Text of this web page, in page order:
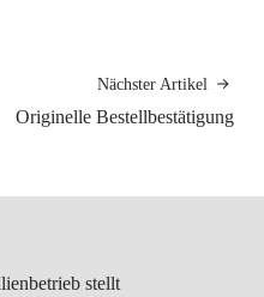
Nächster Artikel
Originelle Bestellbestätigung